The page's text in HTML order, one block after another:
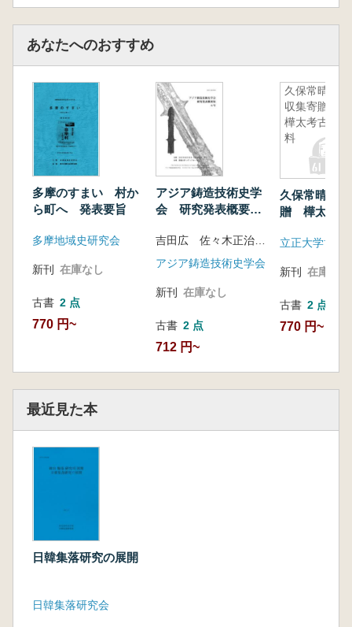
韓比較 橋本博文
29.イイ欠の考古學―古墳時代の牧と馬飼育集
国の集落・墓一 桃埼輔
30。松菊里型l主居嘲構造比校一日本九州地域
告中心。■― 李宗哲
31.鐵器時代理瑠召斗恐こ司住居構造検討 池
賢柄
O交流母移住
32.粘土帯土器文化期引移住。十乗落 李昌熙
33、近畿の渡束人集落 田中清美
34.ヤマト王櫂と妄族層の支固鏃釉と渡茶人
35、古墳時代の北武蔵における渡束系文化の導
入と定着過程につぃて 高久健二
36.原三國～百済漢城州鐵器撰鐵生産衆落―°4
37.嶺南地域3～ 4世紀日常土器―°4喫ア十スl問
題 ホ|ヽ升圭
38、4～ 5世紀慶南西部地域衆落出土土器嘲編
中吉隣也方告中心〇▼_一李盛周
あなたへのおすすめ
多摩のすまい 村か
ら町へ 発表要旨
多摩地域史研究会
新刊 在庫なし
古書 2 点
770 円~
アジア鋳造技術史学
会 研究発表概要集6
アジア鋳造技術史学会
新刊 在庫なし
古書 2 点
712 円~
久保常晴氏
収集寄贈
樺太考古資
料
久保常晴氏
贈 樺太考古
立正大学博物
新刊 在庫なし
古書 2 点
770 円~
最近見た本
日韓集落研究の展開
日韓集落研究会